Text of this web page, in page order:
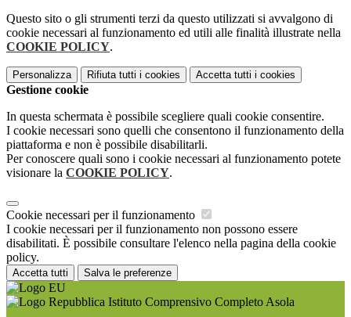
Questo sito o gli strumenti terzi da questo utilizzati si avvalgono di
cookie necessari al funzionamento ed utili alle finalità illustrate nella
COOKIE POLICY.
Personalizza Rifiuta tutti i cookies Accetta tutti i cookies
Gestione cookie
In questa schermata è possibile scegliere quali cookie consentire.
I cookie necessari sono quelli che consentono il funzionamento della
piattaforma e non è possibile disabilitarli.
Per conoscere quali sono i cookie necessari al funzionamento potete
visionare la COOKIE POLICY.
Cookie necessari per il funzionamento
I cookie necessari per il funzionamento non possono essere
disabilitati. È possibile consultare l'elenco nella pagina della cookie
policy.
Accetta tutti Salva le preferenze
Istituto Comprensivo Completo Asola